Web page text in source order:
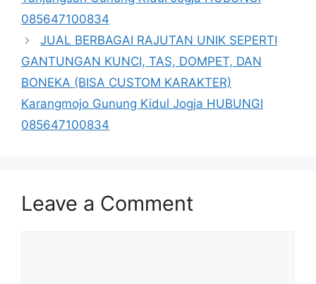
085647100834
JUAL BERBAGAI RAJUTAN UNIK SEPERTI
GANTUNGAN KUNCI, TAS, DOMPET, DAN
BONEKA (BISA CUSTOM KARAKTER)
Karangmojo Gunung Kidul Jogja HUBUNGI
085647100834
Leave a Comment